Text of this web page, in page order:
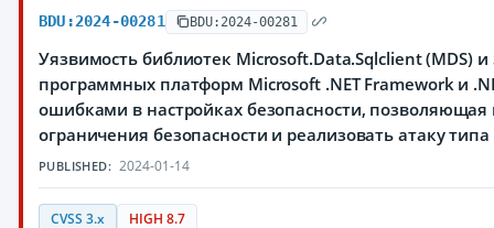
BDU:2024-00281 BDU:2024-00281
Уязвимость библиотек Microsoft.Data.Sqlclient (MDS) и
программных платформ Microsoft .NET Framework и
ошибками в настройках безопасности,
ограничения безопасности и реализовать атаку
PUBLISHED: 2024-01-14
CVSS 3.x HIGH 8.7